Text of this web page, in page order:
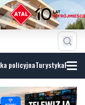
policyjnaTurystyka